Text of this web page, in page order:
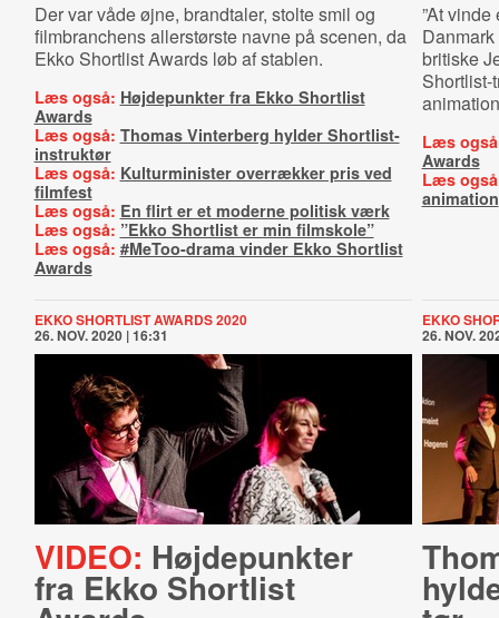
Der var våde øjne, brandtaler, stolte smil og
filmbranchens allerstørste navne på scenen, da
Ekko Shortlist Awards løb af stablen.
Læs også: Højdepunkter fra Ekko Shortlist
Awards
Læs også: Thomas Vinterberg hylder Shortlist-
instruktør
Læs også: Kulturminister overrækker pris ved
filmfest
Læs også: En flirt er et moderne politisk værk
Læs også: ”Ekko Shortlist er min filmskole”
Læs også: #MeToo-drama vinder Ekko Shortlist
Awards
”At
britiske
Shortlist-
Læs
Awards
Læs
animation
EKKO SHORTLIST AWARDS 2020
26. NOV. 2020 | 16:31
VIDEO: Højdepunkter
fra Ekko Shortlist
EKKO
26. NOV.